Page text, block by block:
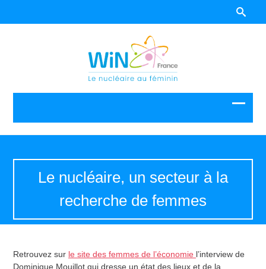
Le nucléaire, un secteur à la
recherche de femmes
Retrouvez sur le site des femmes de l’économie l’interview de
Dominique Mouillot qui dresse un état des lieux et de la